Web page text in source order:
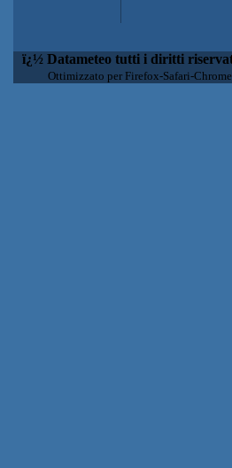
ï¿½ Datameteo tutti i diritti
Ottimizzato per Firefox-Safari-